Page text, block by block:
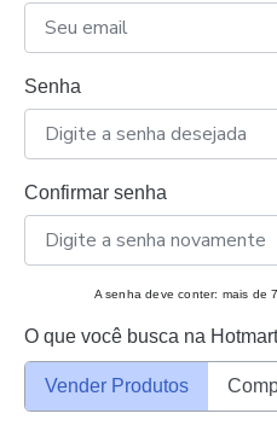
Senha
Confirmar senha
A senha deve conter: mais de
O que você busca na
Vender Produtos